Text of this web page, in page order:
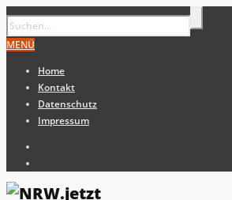
MENÜ
Home
Kontakt
Datenschutz
Impressum